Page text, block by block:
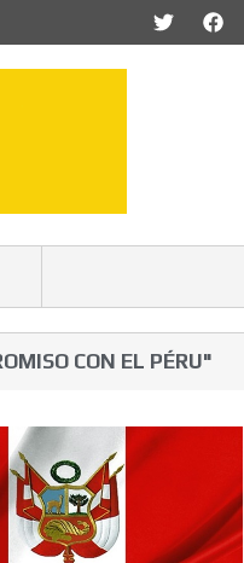
CON EL PÉRU"